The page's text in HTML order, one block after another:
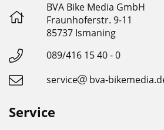
BVA Bike Media GmbH
Fraunhoferstr. 9-11
85737 Ismaning
089/416 15 40 - 0
service
bva-
Service